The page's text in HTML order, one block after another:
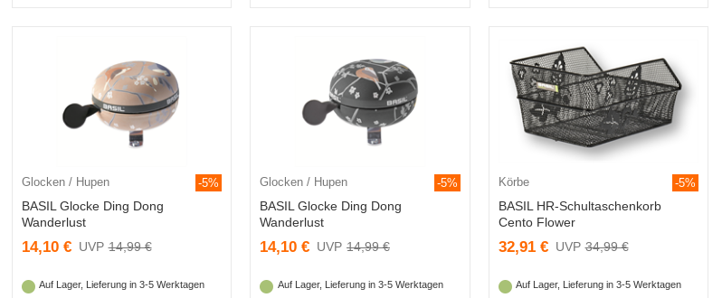
Glocken / Hupen -5%
BASIL Glocke Ding Dong
Wanderlust
14,10 € 14,99 €
Auf Lager, Lieferung in 3-5 Werktagen
Glocken / Hupen -5%
BASIL Glocke Ding Dong
Wanderlust
14,10 € 14,99 €
Auf Lager, Lieferung in 3-5 Werktagen
Körbe -5%
BASIL HR-Schultaschenkorb
Cento Flower
32,91 € 34,99 €
Auf Lager, Lieferung in 3-5 Werktagen